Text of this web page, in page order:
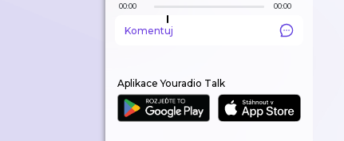
00:00 00:00
Komentuj
Aplikace Youradio Talk